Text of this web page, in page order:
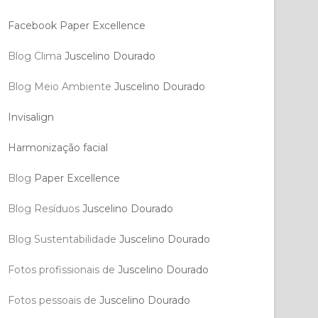
Facebook Paper Excellence
Blog ClimaJuscelino Dourado
Blog Meio AmbienteJuscelino Dourado
Invisalign
Harmonização facial
Blog Paper Excellence
Blog ResíduosJuscelino Dourado
Blog SustentabilidadeJuscelino Dourado
Fotos profissionais deJuscelino Dourado
Fotos pessoais deJuscelino Dourado